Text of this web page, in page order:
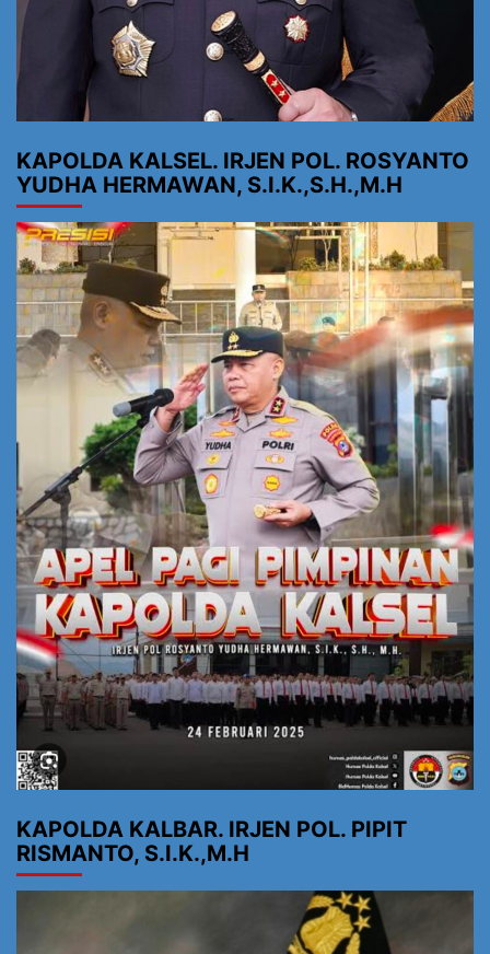
KAPOLDA KALSEL. IRJEN POL. ROSYANTO
YUDHA HERMAWAN, S.I.K.,S.H.,M.H
KAPOLDA KALBAR. IRJEN POL. PIPIT
RISMANTO, S.I.K.,M.H